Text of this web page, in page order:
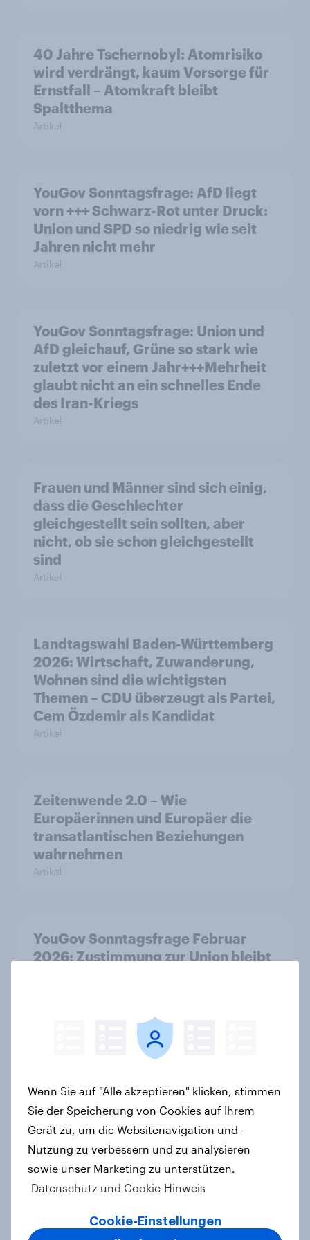
40 Jahre Tschernobyl: Atomrisiko
wird verdrängt, kaum Vorsorge für
Ernstfall – Atomkraft bleibt
Spaltthema
Artikel
YouGov Sonntagsfrage: AfD liegt
vorn +++ Schwarz-Rot unter Druck:
Union und SPD so niedrig wie seit
Jahren nicht mehr
Artikel
YouGov Sonntagsfrage: Union und
AfD gleichauf, Grüne so stark wie
zuletzt vor einem Jahr+++Mehrheit
glaubt nicht an ein schnelles Ende
des Iran-Kriegs
Artikel
Frauen und Männer sind sich einig,
dass die Geschlechter
gleichgestellt sein sollten, aber
nicht, ob sie schon gleichgestellt
sind
Artikel
Landtagswahl Baden-Württemberg
2026: Wirtschaft, Zuwanderung,
Wohnen sind die wichtigsten
Themen – CDU überzeugt als Partei,
Cem Özdemir als Kandidat
Artikel
Zeitenwende 2.0 – Wie
Europäerinnen und Europäer die
transatlantischen Beziehungen
wahrnehmen
Artikel
YouGov Sonntagsfrage Februar
2026: Zustimmung zur Union bleibt
YouGov Sonntagsfrage: Union und
AfD weiter gleichauf, SPD auf
höchstem Stand seit
Bundestagswahl
Artikel
Jahreswechsel: Deutsche glauben,
Wenn Sie auf "Alle akzeptieren" klicken, stimmen
Sie der Speicherung von Cookies auf Ihrem
Gerät zu, um die Websitenavigation und -
Nutzung zu verbessern und zu analysieren
sowie unser Marketing zu unterstützen.
Datenschutz und Cookie-Hinweis
Cookie-Einstellungen